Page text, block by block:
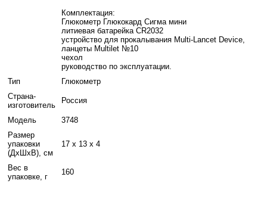
Комплектация:
Глюкометр Глюкокард Сигма мини
литиевая батарейка CR2032
устройство для прокалывания Multi-Lancet Device,
ланцеты Multilet №10
чехол
руководство по эксплуатации.
Тип
Глюкометр
Страна-
изготовитель
Россия
Модель
3748
Размер
упаковки
(ДхШхВ), см
17 x 13 x 4
Вес в
упаковке, г
160